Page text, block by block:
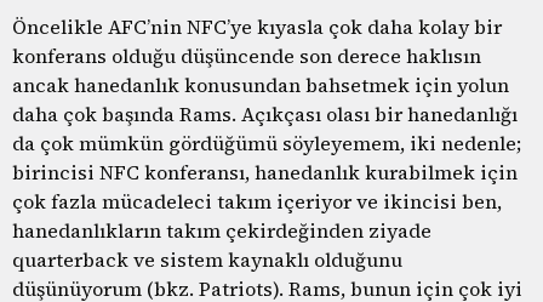
Öncelikle AFC’nin NFC’ye kıyasla çok daha kolay bir
konferans olduğu düşüncende son derece haklısın
ancak hanedanlık konusundan bahsetmek için yolun
daha çok başında Rams. Açıkçası olası bir hanedanlığı
da çok mümkün gördüğümü söyleyemem, iki nedenle;
birincisi NFC konferansı, hanedanlık kurabilmek için
çok fazla mücadeleci takım içeriyor ve ikincisi ben,
hanedanlıkların takım çekirdeğinden ziyade
quarterback ve sistem kaynaklı olduğunu
düşünüyorum (bkz. Patriots). Rams, bunun için çok iyi